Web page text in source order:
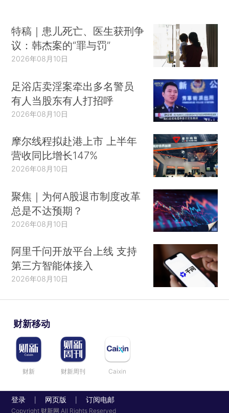
特稿｜患儿死亡、医生获刑争
议：韩杰案的“罪与罚”
2026年08月10日
足浴店卖淫案牵出多名警员
有人当股东有人打招呼
2026年08月10日
摩尔线程拟赴港上市 上半年
营收同比增长147%
2026年08月10日
聚焦｜为何A股退市制度改革
总是不达预期？
2026年08月10日
阿里千问开放平台上线 支持
第三方智能体接入
2026年08月10日
财新移动
财新 财新周刊 Caixin
登录 网页版 订阅电邮
Copyright 财新网 All Rights Reserved